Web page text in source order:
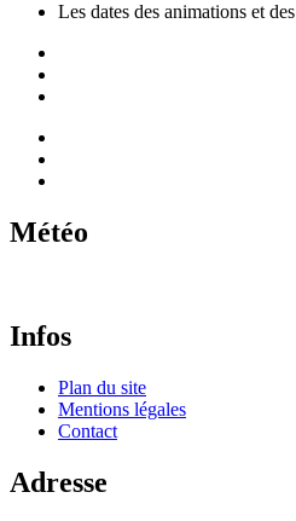
Les dates des animations et
Météo
Infos
Plan du site
Mentions légales
Contact
Adresse